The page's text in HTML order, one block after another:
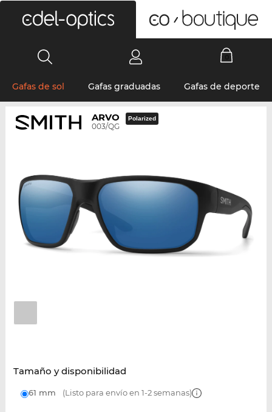
Gafas de sol Gafas graduadas Gafas de deporte
ARVO
003/QG
Polarized
Tamaño y disponibilidad
61 mm (Listo para envío en 1-2 semanas)